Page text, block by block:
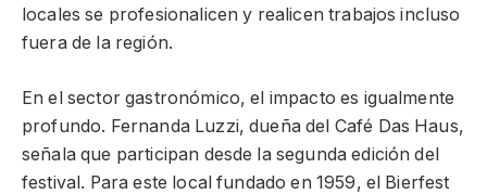
locales se profesionalicen y realicen trabajos incluso
fuera de la región.
En el sector gastronómico, el impacto es igualmente
profundo. Fernanda Luzzi, dueña del Café Das Haus,
señala que participan desde la segunda edición del
festival. Para este local fundado en 1959, el Bierfest